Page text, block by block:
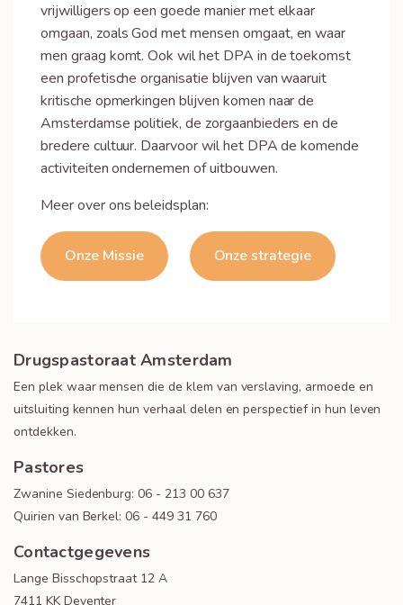
vrijwilligers op een goede manier met elkaar
omgaan, zoals God met mensen omgaat, en waar
men graag komt. Ook wil het DPA in de toekomst
een profetische organisatie blijven van waaruit
kritische opmerkingen blijven komen naar de
Amsterdamse politiek, de zorgaanbieders en de
bredere cultuur. Daarvoor wil het DPA de komende
activiteiten ondernemen of uitbouwen.
Meer over ons beleidsplan:
Onze Missie Onze strategie
Drugspastoraat Amsterdam
Een plek waar mensen die de klem van verslaving, armoede en
uitsluiting kennen hun verhaal delen en perspectief in hun leven
ontdekken.
Pastores
Zwanine Siedenburg: 06 - 213 00 637
Quirien van Berkel: 06 - 449 31 760
Contactgegevens
Lange Bisschopstraat 12 A
7411 KK Deventer